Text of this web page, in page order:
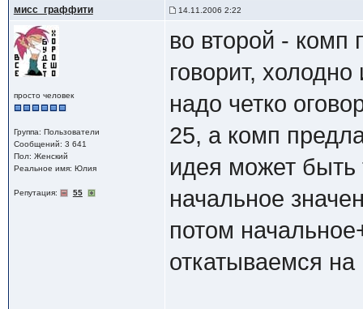
мисс_граффити 14.11.2006 2:22
просто человек
Группа: Пользователи
Сообщений: 3 641
Пол: Женский
Реальное имя: Юлия
Репутация: 55
во второй - комп
говорит, холодно
надо четко
25, а комп
идея может быть
начальное
потом
откатываемся